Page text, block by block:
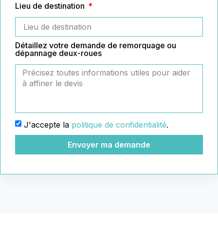
Lieu de destination
Détaillez votre demande de remorquage ou
dépannage deux-roues
J'accepte la politique de confidentialité.
Envoyer ma demande